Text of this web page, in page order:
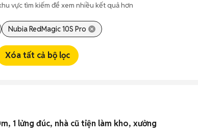
vực tìm kiếm để xem nhiều kết quả hơn
Nubia RedMagic 10S Pro
Xóa tất cả bộ lọc
1 lửng đúc, nhà cũ tiện làm kho, xưởng